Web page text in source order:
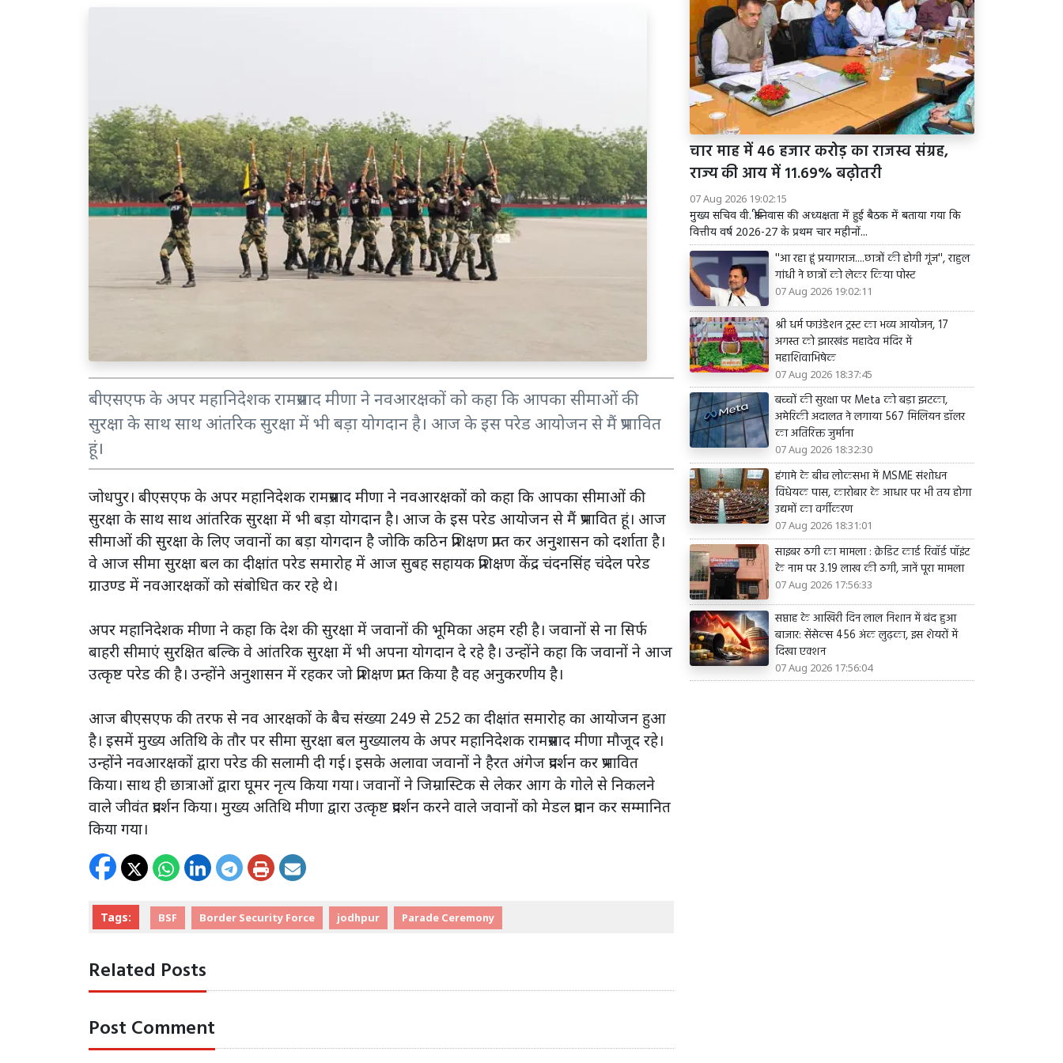
बीएसएफ के अपर महानिदेशक रामप्रसाद मीणा ने नवआरक्षकों को कहा कि आपका सीमाओं की
सुरक्षा के साथ साथ आंतरिक सुरक्षा में भी बड़ा योगदान है। आज के इस परेड आयोजन से मैं प्रभावित
हूं।
जोधपुर। बीएसएफ के अपर महानिदेशक रामप्रसाद मीणा ने नवआरक्षकों को कहा कि आपका सीमाओं की
सुरक्षा के साथ साथ आंतरिक सुरक्षा में भी बड़ा योगदान है। आज के इस परेड आयोजन से मैं प्रभावित हूं। आज
सीमाओं की सुरक्षा के लिए जवानों का बड़ा योगदान है जोकि कठिन प्रशिक्षण प्राप्त कर अनुशासन को दर्शाता है।
वे आज सीमा सुरक्षा बल का दीक्षांत परेड समारोह में आज सुबह सहायक प्रशिक्षण केंद्र चंदनसिंह चंदेल परेड
ग्राउण्ड में नवआरक्षकों को संबोधित कर रहे थे।
अपर महानिदेशक मीणा ने कहा कि देश की सुरक्षा में जवानों की भूमिका अहम रही है। जवानों से ना सिर्फ
बाहरी सीमाएं सुरक्षित बल्कि वे आंतरिक सुरक्षा में भी अपना योगदान दे रहे है। उन्होंने कहा कि जवानों ने आज
उत्कृष्ट परेड की है। उन्होंने अनुशासन में रहकर जो प्रशिक्षण प्राप्त किया है वह अनुकरणीय है।
आज बीएसएफ की तरफ से नव आरक्षकों के बैच संख्या 249 से 252 का दीक्षांत समारोह का आयोजन हुआ
है। इसमें मुख्य अतिथि के तौर पर सीमा सुरक्षा बल मुख्यालय के अपर महानिदेशक रामप्रसाद मीणा मौजूद रहे।
उन्होंने नवआरक्षकों द्वारा परेड की सलामी दी गई। इसके अलावा जवानों ने हैरत अंगेज प्रदर्शन कर प्रभावित
किया। साथ ही छात्राओं द्वारा घूमर नृत्य किया गया। जवानों ने जिम्रास्टिक से लेकर आग के गोले से निकलने
वाले जीवंत प्रदर्शन किया। मुख्य अतिथि मीणा द्वारा उत्कृष्ट प्रदर्शन करने वाले जवानों को मेडल प्रदान कर सम्मानित
किया गया।
Tags: BSF Border Security Force jodhpur Parade Ceremony
Related Posts
Post Comment
चार माह में 46 हजार करोड़ का राजस्व संग्रह,
राज्य की आय में 11.69% बढ़ोतरी
07 Aug 2026 19:02:15
मुख्य सचिव वी. श्रीनिवास की अध्यक्षता में हुई बैठक में बताया गया कि
वित्तीय वर्ष 2026-27 के प्रथम चार महीनों...
''आ रहा हूं प्रयागराज....छात्रों की होगी गूंज'', राहुल
गांधी ने छात्रों को लेकर किया पोस्ट
07 Aug 2026 19:02:11
श्री धर्म फाउंडेशन ट्रस्ट का भव्य आयोजन, 17
अगस्त को झारखंड महादेव मंदिर में
महाशिवाभिषेक
07 Aug 2026 18:37:45
बच्चों की सुरक्षा पर Meta को बड़ा झटका,
अमेरिकी अदालत ने लगाया 567 मिलियन डॉलर
का अतिरिक्त जुर्माना
07 Aug 2026 18:32:30
हंगामे के बीच लोकसभा में MSME संशोधन
विधेयक पास, कारोबार के आधार पर भी तय होगा
उद्यमों का वर्गीकरण
07 Aug 2026 18:31:01
साइबर ठगी का मामला : क्रेडिट कार्ड रिवॉर्ड पॉइंट
के नाम पर 3.19 लाख की ठगी, जानें पूरा मामला
07 Aug 2026 17:56:33
सप्ताह के आखिरी दिन लाल निशान में बंद हुआ
बाजार: सेंसेक्स 456 अंक लुढ़का, इस शेयरों में
दिखा एक्शन
07 Aug 2026 17:56:04